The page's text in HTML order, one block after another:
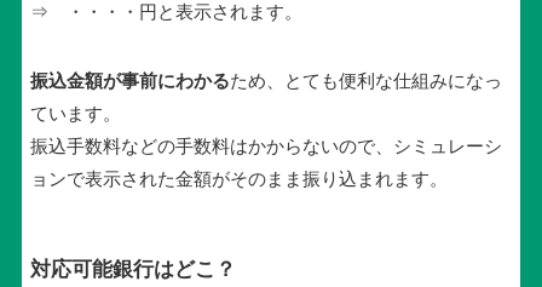
⇒ ・・・・円と表示されます。
振込金額が事前にわかるため、とても便利な仕組みになっ
ています。
振込手数料などの手数料はかからないので、シミュレーシ
ョンで表示された金額がそのまま振り込まれます。
対応可能銀行はどこ？